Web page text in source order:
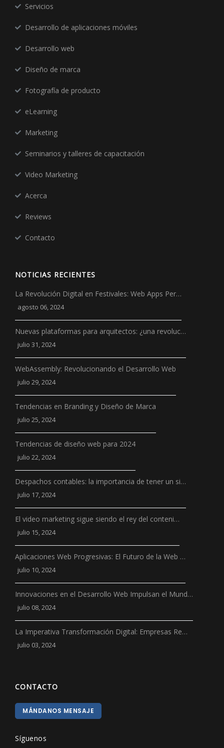
Servicios
Desarrollo de aplicaciones móviles
Desarrollo web
Diseño de marca
Fotografía de producto
eLearning
Marketing
Seminarios y talleres de capacitación
Video Marketing
Acerca
Reviews
Contacto
NOTICIAS RECIENTES
La Revolución Digital en Festivales: Web Apps Per…
agosto 06, 2024
Nuevas plataformas para arquitectos: ¿una revoluc…
julio 31, 2024
WebAssembly: Revolucionando el Desarrollo Web
julio 29, 2024
Tendencias en Branding y Diseño de Marca
julio 25, 2024
Tendencias de diseño web para 2024
julio 22, 2024
Despachos contables: la importancia de tener un si…
julio 17, 2024
El video marketing sigue siendo el rey del conteni…
julio 15, 2024
Aplicaciones Web Progresivas: El Futuro de la Web …
julio 10, 2024
Innovaciones en el Desarrollo Web Impulsan el Mund…
julio 08, 2024
La Imperativa Transformación Digital: Empresas Re…
julio 03, 2024
CONTACTO
MÁNDANOS MENSAJE
Síguenos